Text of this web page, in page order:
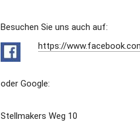
Besuchen Sie uns auch auf:
https://
oder Google:
Stellmakers Weg 10